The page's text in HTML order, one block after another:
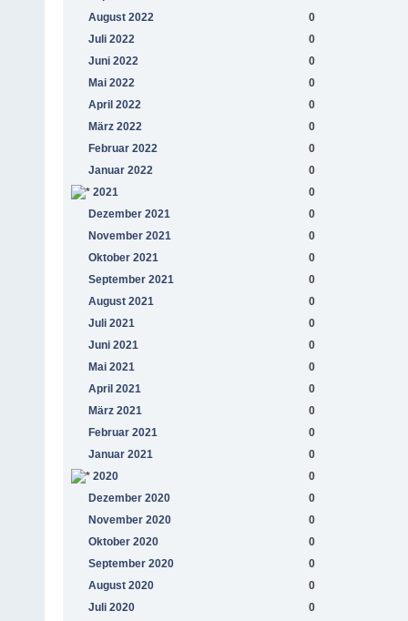
August 2022
0
Juli 2022
0
Juni 2022
0
Mai 2022
0
April 2022
0
März 2022
0
Februar 2022
0
Januar 2022
0
2021
0
Dezember 2021
0
November 2021
0
Oktober 2021
0
September 2021
0
August 2021
0
Juli 2021
0
Juni 2021
0
Mai 2021
0
April 2021
0
März 2021
0
Februar 2021
0
Januar 2021
0
2020
0
Dezember 2020
0
November 2020
0
Oktober 2020
0
September 2020
0
August 2020
0
Juli 2020
0